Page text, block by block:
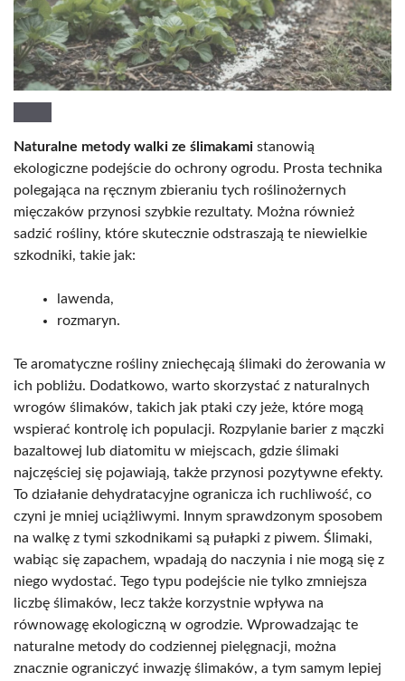
Naturalne metody walki ze ślimakami stanowią
ekologiczne podejście do ochrony ogrodu. Prosta technika
polegająca na ręcznym zbieraniu tych roślinożernych
mięczaków przynosi szybkie rezultaty. Można również
sadzić rośliny, które skutecznie odstraszają te niewielkie
szkodniki, takie jak:
lawenda,
rozmaryn.
Te aromatyczne rośliny zniechęcają ślimaki do żerowania w
ich pobliżu. Dodatkowo, warto skorzystać z naturalnych
wrogów ślimaków, takich jak ptaki czy jeże, które mogą
wspierać kontrolę ich populacji. Rozpylanie barier z mączki
bazaltowej lub diatomitu w miejscach, gdzie ślimaki
najczęściej się pojawiają, także przynosi pozytywne efekty.
To działanie dehydratacyjne ogranicza ich ruchliwość, co
czyni je mniej uciążliwymi. Innym sprawdzonym sposobem
na walkę z tymi szkodnikami są pułapki z piwem. Ślimaki,
wabiąc się zapachem, wpadają do naczynia i nie mogą się z
niego wydostać. Tego typu podejście nie tylko zmniejsza
liczbę ślimaków, lecz także korzystnie wpływa na
równowagę ekologiczną w ogrodzie. Wprowadzając te
naturalne metody do codziennej pielęgnacji, można
znacznie ograniczyć inwazję ślimaków, a tym samym lepiej